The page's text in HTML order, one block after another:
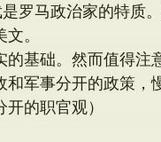
罗马政治家的特质
。
基础。然而值得注
军事分开的政策，
的职官观）